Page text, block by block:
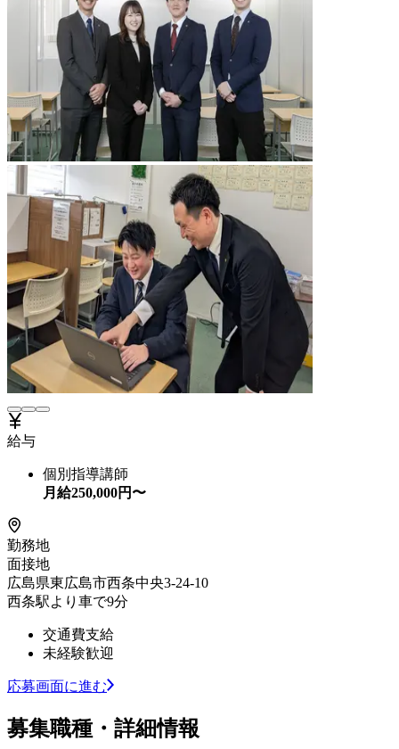
給与
個別指導講師
月給250,000円〜
勤務地
面接地
広島県東広島市西条中央3-24-10
西条駅より車で9分
交通費支給
未経験歓迎
応募画面に進む
募集職種・詳細情報